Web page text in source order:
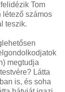
Tom
létező számos
teszik.
megtudja
Látta
is, és soha